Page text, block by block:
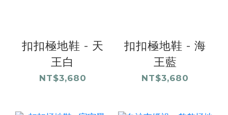
扣扣極地鞋 - 天
王白
NT$3,680
扣扣極地鞋 - 海
王藍
NT$3,680